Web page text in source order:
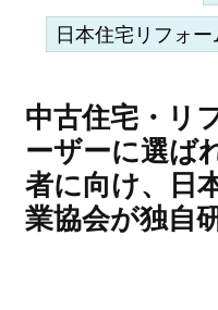
日本住宅リフォ
中古住宅・リ
ーザーに選ば
者に向け、日
業協会が独自